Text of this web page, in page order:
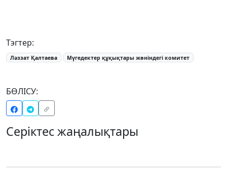
Тэгтер:
Ләззат Қалтаева Мүгедектер құқықтары жөніндегі комитет
БӨЛІСУ:
Серіктес жаңалықтары